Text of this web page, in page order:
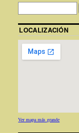
LOCALIZACIÓN
Ver mapa más grande